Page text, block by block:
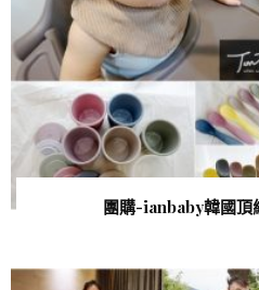
團購-ianbaby韓國頂